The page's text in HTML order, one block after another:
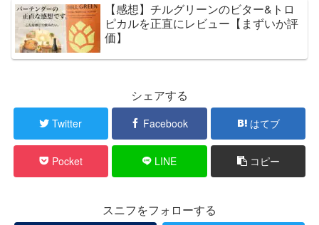
【感想】チルグリーンのビター&トロ
ピカルを正直にレビュー【まずいか評
価】
シェアする
Twitter Facebook はてブ
Pocket LINE コピー
スニフをフォローする